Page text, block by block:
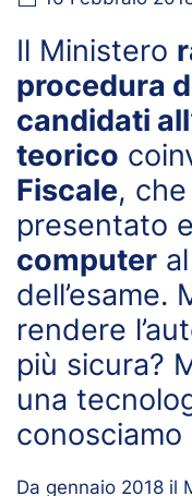
Il Ministero
procedura
candidati
teorico
Fiscale,
presentato
computer
dell’esame.
rendere
più sicura?
una
Da gennaio 2018 il